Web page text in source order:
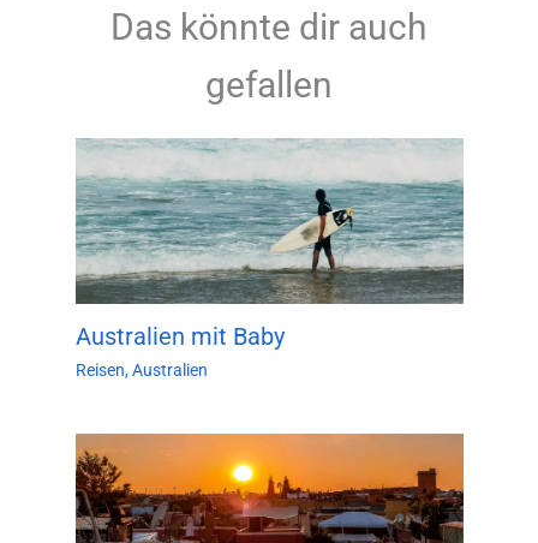
Das könnte dir auch
gefallen
Australien mit Baby
Reisen,Australien